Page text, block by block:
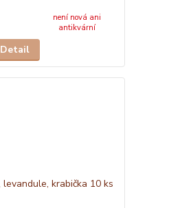
není nová ani
antikvární
Detail